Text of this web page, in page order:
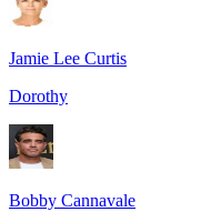
Jamie Lee Curtis
Dorothy
Bobby Cannavale